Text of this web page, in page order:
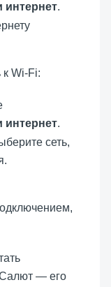
интернет.
Wi-Fi:
интернет.
сеть,
Салют — его